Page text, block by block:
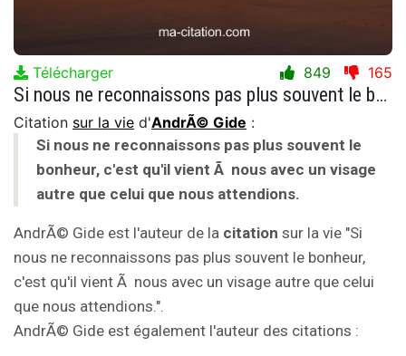
Télécharger 849 165
Si nous ne reconnaissons pas plus souvent le bonheur, c'est qu'il vient Ã nous avec un visage autre que celui que nous attendions.
Citation sur la vie d'AndrÃ© Gide :
Si nous ne reconnaissons pas plus souvent le
bonheur, c'est qu'il vient Ã nous avec un visage
autre que celui que nous attendions.
AndrÃ© Gide est l'auteur de la citation sur la vie "Si
nous ne reconnaissons pas plus souvent le bonheur,
c'est qu'il vient Ã nous avec un visage autre que celui
que nous attendions.".
AndrÃ© Gide est également l'auteur des citations :